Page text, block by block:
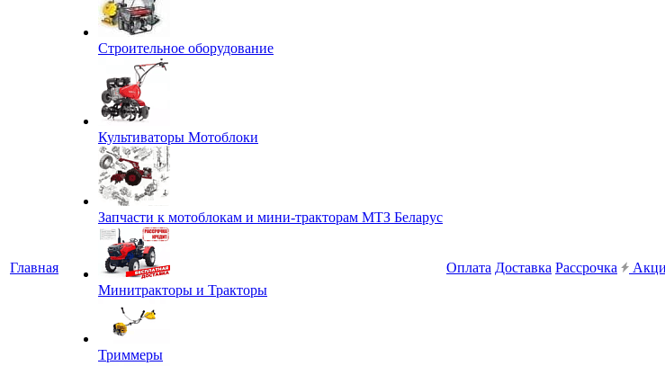
Главная
Строительное оборудование
Культиваторы Мотоблоки
Запчасти к мотоблокам и мини-тракторам МТЗ Беларус
Минитракторы и Тракторы
Триммеры
Оплата Доставка Рассрочка